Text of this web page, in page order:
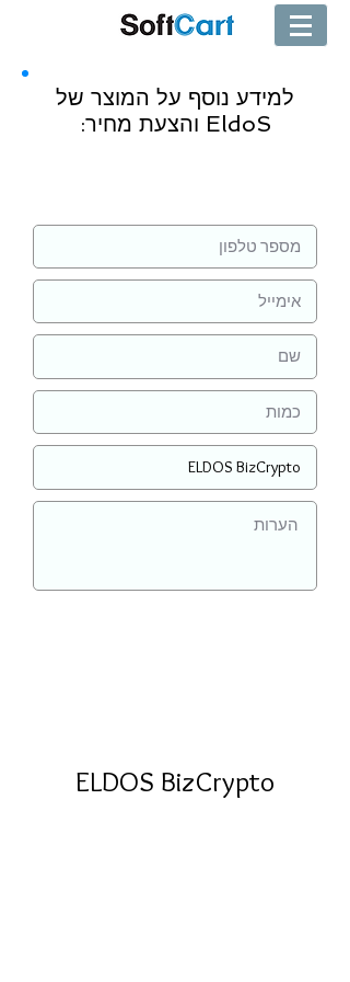
למידע נוסף על המוצר של
EldoS והצעת מחיר:
ELDOS BizCrypto